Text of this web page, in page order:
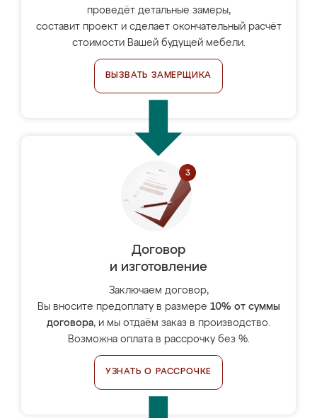
проведёт детальные замеры,
составит проект и сделает окончательный расчёт
стоимости Вашей будущей мебели.
ВЫЗВАТЬ ЗАМЕРЩИКА
Договор
и изготовление
Заключаем договор,
Вы вносите предоплату в размере 10% от суммы
договора, и мы отдаём заказ в производство.
Возможна оплата в рассрочку без %.
УЗНАТЬ О РАССРОЧКЕ